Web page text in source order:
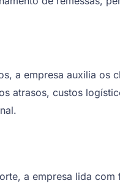
a empresa auxilia os
atrasos, custos
a empresa lida